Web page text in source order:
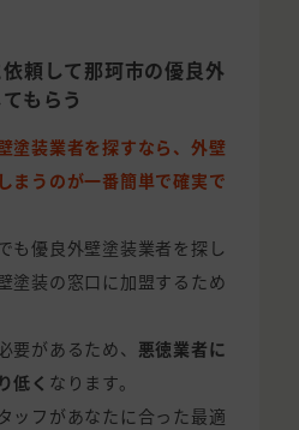
頼して那珂市の優良外
もらう
塗装業者を探すなら、外壁
まうのが一番簡単で確実で
も優良外壁塗装業者を探し
塗装の窓口に加盟するため
要があるため、 悪徳業者に
低く なります。
ッフがあなたに合った最適